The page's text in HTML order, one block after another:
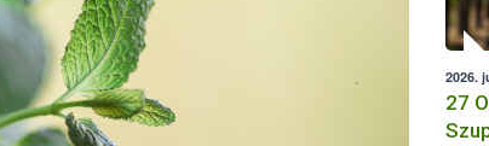
2026.
27